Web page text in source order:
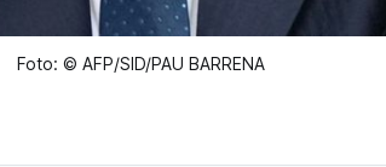
Foto: © AFP/SID/PAU BARRENA